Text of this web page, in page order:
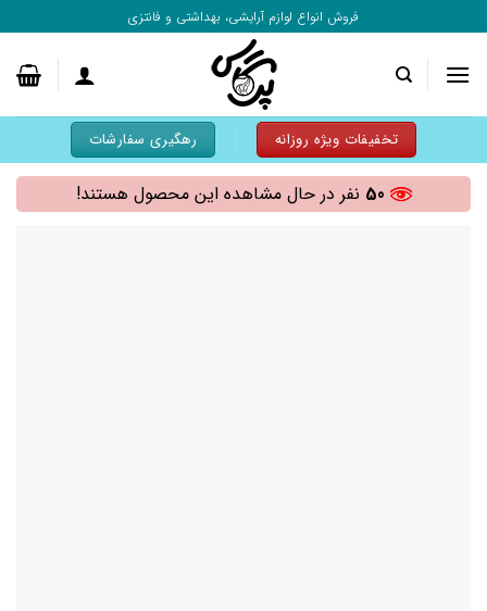
محتوا
بروید
فروش انواع لوازم آرایشی، بهداشتی و فانتزی
تخفیفات ویژه روزانه رهگیری سفارشات
50 نفر در حال مشاهده این محصول هستند!